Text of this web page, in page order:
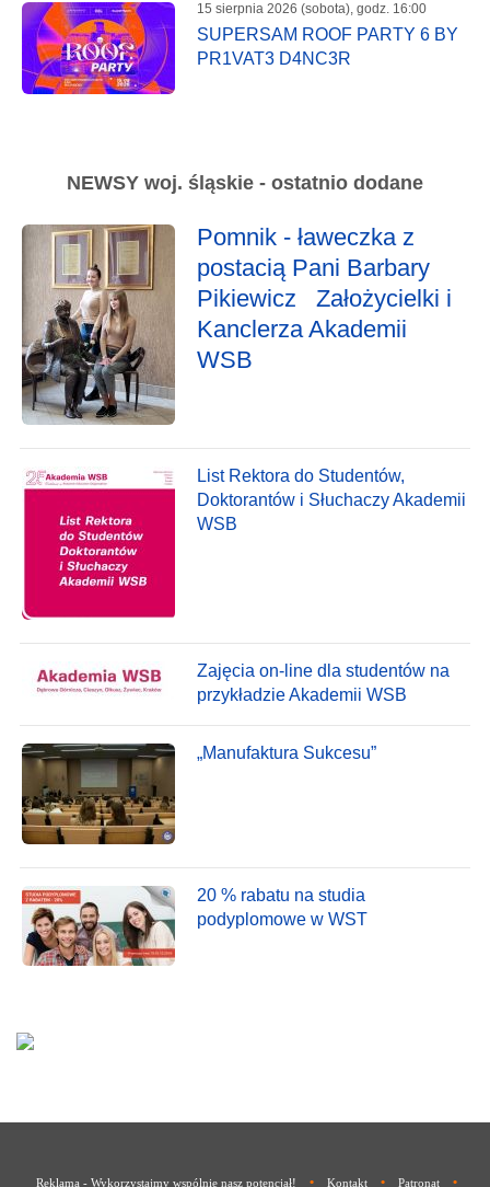
15 sierpnia 2026 (sobota), godz. 16:00
SUPERSAM ROOF PARTY 6 BY
PR1VAT3 D4NC3R
NEWSY woj. śląskie - ostatnio dodane
Pomnik - ławeczka z
postacią Pani Barbary
Pikiewicz Założycielki i
Kanclerza Akademii
WSB
List Rektora do Studentów,
Doktorantów i Słuchaczy Akademii
WSB
Zajęcia on-line dla studentów na
przykładzie Akademii WSB
„Manufaktura Sukcesu”
20 % rabatu na studia
podyplomowe w WST
Reklama - Wykorzystajmy wspólnie nasz potencjał! • Kontakt • Patronat •